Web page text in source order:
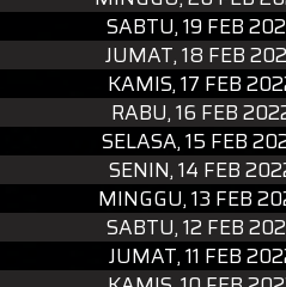
SABTU, 19 FEB
JUMAT, 18 FEB
KAMIS, 17 FEB
RABU, 16 FEB
SELASA, 15 FEB
SENIN, 14 FEB
MINGGU, 13 FEB
SABTU, 12 FEB
JUMAT, 11 FEB